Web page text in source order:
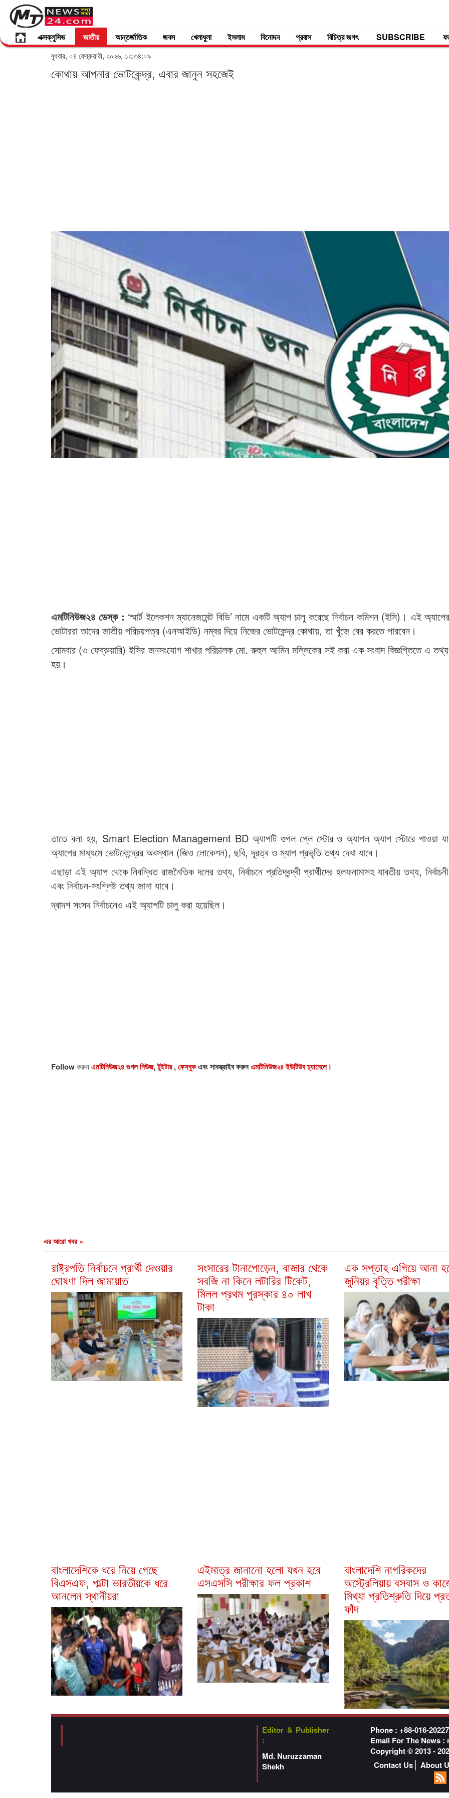
এক্সক্লুসিভ জাতীয় আন্তর্জাতিক জবস খেলাধুলা ইসলাম বিনোদন প্রবাস বিচিত্র জগৎ SUBSCRIBE
বুধবার, ০৪ ফেব্রুয়ারী, ২০২৬, ১২:৩৪:০৯
কোথায় আপনার ভোটকেন্দ্র, এবার জানুন সহজেই
এমটিনিউজ২৪ ডেস্ক : ‘স্মার্ট ইলেকশন ম্যানেজমেন্ট বিডি’ নামে একটি অ্যাপ চালু করেছে নির্বাচন কমিশন (ইসি)। এই
ভোটাররা তাদের জাতীয় পরিচয়পত্র (এনআইডি) নম্বর দিয়ে নিজের ভোটকেন্দ্র কোথায়, তা খুঁজে বের করতে পারবেন।
সোমবার (৩ ফেব্রুয়ারি) ইসির জনসংযোগ শাখার পরিচালক মো. রুহুল আমিন মল্লিকের সই করা এক সংবাদ বিজ্ঞপ্তিতে এ
হয়।
তাতে বলা হয়, Smart Election Management BD অ্যাপটি গুগল প্লে স্টোর ও অ্যাপল অ্যাপ স্টোরে পাওয়া
অ্যাপের মাধ্যমে ভোটকেন্দ্রের অবস্থান (জিও লোকেশন), ছবি, দূরত্ব ও ম্যাপ প্রভৃতি তথ্য দেখা যাবে।
এছাড়া এই অ্যাপ থেকে নিবন্ধিত রাজনৈতিক দলের তথ্য, নির্বাচনে প্রতিদ্বন্দ্বী প্রার্থীদের হলফনামাসহ যাবতীয় তথ্য,
এবং নির্বাচন-সংশ্লিষ্ট তথ্য জানা যাবে।
দ্বাদশ সংসদ নির্বাচনেও এই অ্যাপটি চালু করা হয়েছিল।
Followকরুনএমটিনিউজ২৪ গুগল নিউজ,টুইটার,ফেসবুকএবং সাবস্ক্রাইব করুনএমটিনিউজ২৪ ইউটিউব চ্যানেলে।
এর আরো খবর »
রাষ্ট্রপতি নির্বাচনে প্রার্থী দেওয়ার
ঘোষণা দিল জামায়াত
সংসারের টানাপোড়েন, বাজার থেকে
সবজি না কিনে লটারির টিকেট,
মিলল প্রথম পুরস্কার ৪০ লাখ
টাকা
এক সপ্তাহ এগিয়ে আনা
জুনিয়র বৃত্তি পরীক্ষা
বাংলাদেশিকে ধরে নিয়ে গেছে
বিএসএফ, পাল্টা ভারতীয়কে ধরে
আনলেন স্থানীয়রা
এইমাত্র জানানো হলো যখন হবে
এসএসসি পরীক্ষার ফল প্রকাশ
বাংলাদেশি নাগরিকদের
অস্ট্রেলিয়ায় বসবাস ও
মিথ্যা প্রতিশ্রুতি দিয়ে
ফাঁদ
Editor & Publisher
:
Md. Nuruzzaman
Shekh
Phone : +88-016-
Email For The News :
Copyright © 2013 -
Contact Us
About